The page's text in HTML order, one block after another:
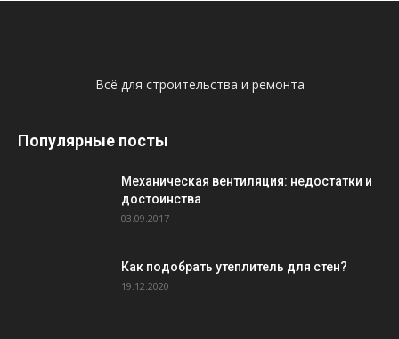
Всё для строительства и ремонта
Популярные посты
Механическая вентиляция: недостатки и
достоинства
03.09.2017
Как подобрать утеплитель для стен?
19.12.2020